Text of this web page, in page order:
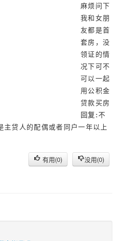
麻烦问下
我和女朋
友都是首
套房，没
领证的情
况下可不
可以一起
用公积金
贷款买房
回复:不
主贷人的配偶或者同户一年以上
有用(0) 没用(0)